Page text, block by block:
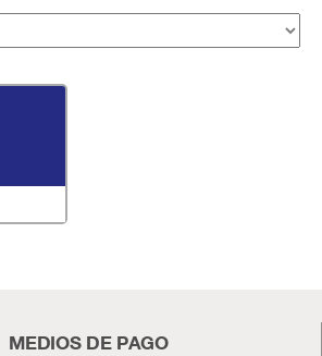
MEDIOS DE PAGO